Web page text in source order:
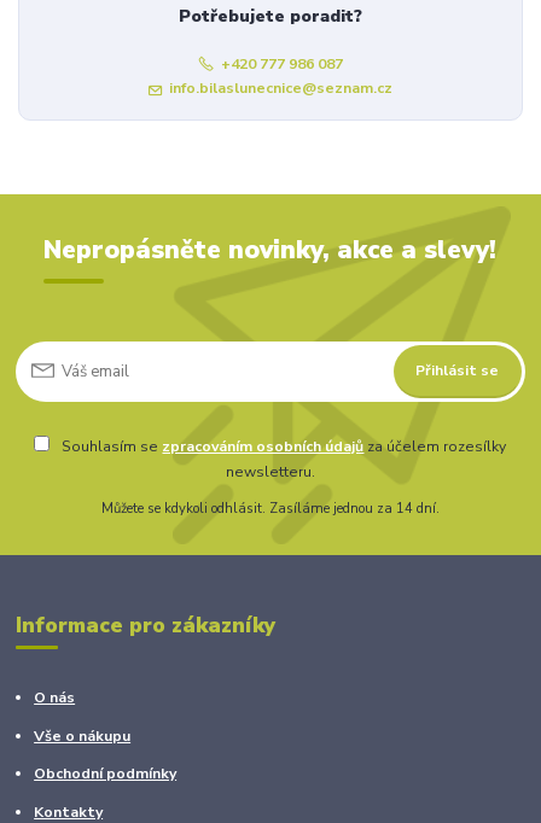
Potřebujete poradit?
+420 777 986 087
info.bilaslunecnice@seznam.cz
Nepropásněte novinky, akce a slevy!
Přihlásit se
Souhlasím se zpracováním osobních údajů za účelem rozesílky
newsletteru.
Můžete se kdykoli odhlásit. Zasíláme jednou za 14 dní.
Informace pro zákazníky
O nás
Vše o nákupu
Obchodní podmínky
Kontakty